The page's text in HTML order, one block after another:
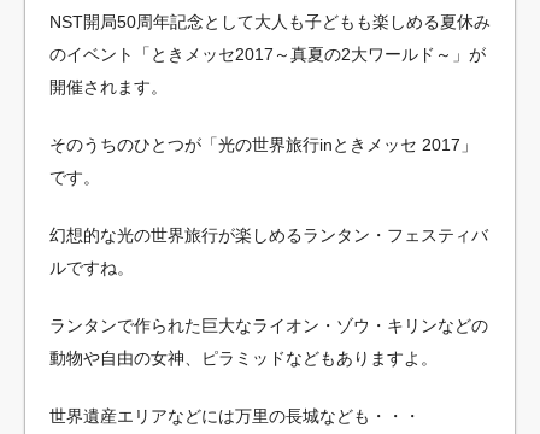
NST開局50周年記念として大人も子どもも楽しめる夏休み
のイベント「ときメッセ2017～真夏の2大ワールド～」が
開催されます。
そのうちのひとつが「光の世界旅行inときメッセ 2017」
です。
幻想的な光の世界旅行が楽しめるランタン・フェスティバ
ルですね。
ランタンで作られた巨大なライオン・ゾウ・キリンなどの
動物や自由の女神、ピラミッドなどもありますよ。
世界遺産エリアなどには万里の長城なども・・・